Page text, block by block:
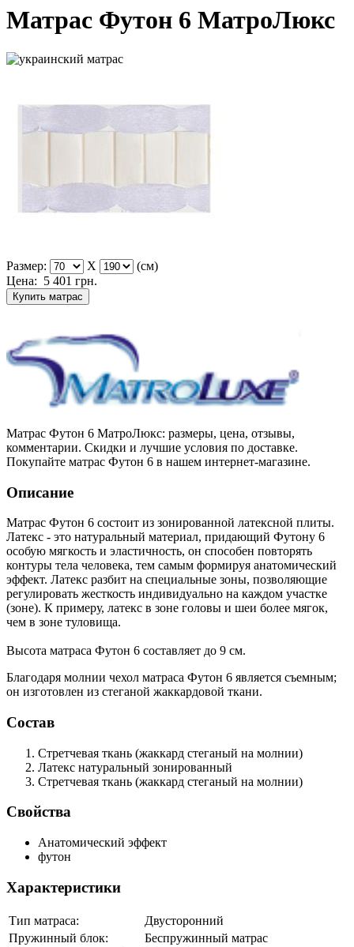
Матрас Футон 6 МатроЛюкс
Размер: X
(см)
Цена: 5 401 грн.
Купить матрас
Матрас Футон 6 МатроЛюкс: размеры, цена, отзывы,
комментарии. Скидки и лучшие условия по доставке.
Покупайте матрас Футон 6 в нашем интернет-магазине.
Описание
Матрас Футон 6 состоит из зонированной латексной плиты.
Латекс - это натуральный материал, придающий Футону 6
особую мягкость и эластичность, он способен повторять
контуры тела человека, тем самым формируя анатомический
эффект. Латекс разбит на специальные зоны, позволяющие
регулировать жесткость индивидуально на каждом участке
(зоне). К примеру, латекс в зоне головы и шеи более мягок,
чем в зоне туловища.
Высота матраса Футон 6 составляет до 9 см.
Благодаря молнии чехол матраса Футон 6 является съемным;
он изготовлен из стеганой жаккардовой ткани.
Состав
Стретчевая ткань (жаккард стеганый на молнии)
Латекс натуральный зонированный
Стретчевая ткань (жаккард стеганый на молнии)
Свойства
Анатомический эффект
футон
Характеристики
Тип матраса:
Двусторонний
Пружинный блок:
Беспружинный матрас